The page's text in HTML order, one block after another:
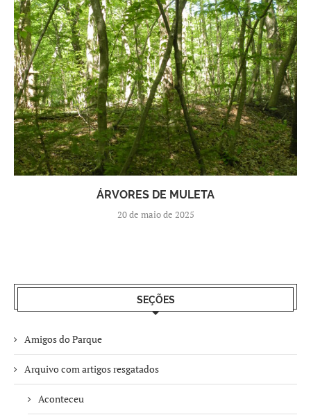
ÁRVORES DE MULETA
20 de maio de 2025
SEÇÕES
Amigos do Parque
Arquivo com artigos resgatados
Aconteceu